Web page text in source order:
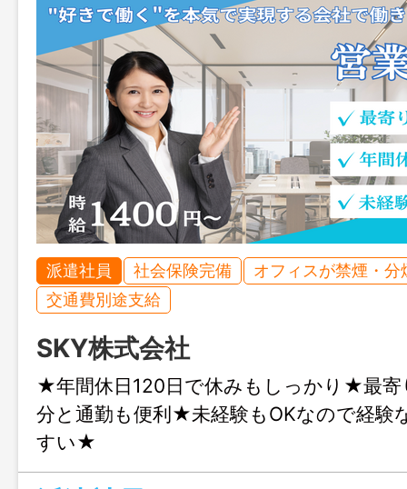
派遣社員 社会保険完備
オフィスが禁煙・分
交通費別途支給
SKY株式会社
★年間休日120日で休みもしっかり★最寄
分と通勤も便利★未経験もOKなので経験
すい★